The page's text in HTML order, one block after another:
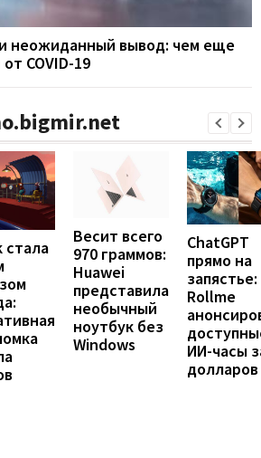
неожиданный вывод: чем еще
COVID-19
стала
Весит всего
970 граммов:
Huawei
представила
необычный
ноутбук без
Windows
ChatGPT
прямо на
запястье:
Rollme
ИИ-часы
долларов